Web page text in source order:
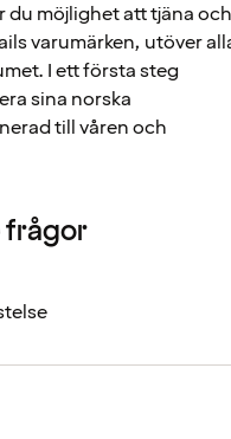
du möjlighet att tjäna och
varumärken, utöver
I ett första steg
sina norska
till våren och
frågor